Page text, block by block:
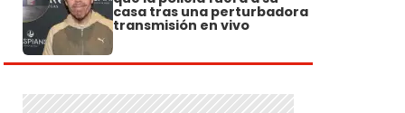
casa tras una perturbadora
transmisión en vivo